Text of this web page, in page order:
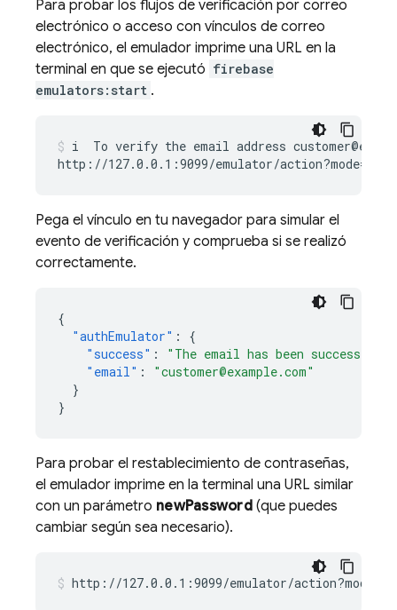
Para probar los flujos de verificación por correo
electrónico o acceso con vínculos de correo
electrónico, el emulador imprime una URL en la
terminal en que se ejecutó firebase
emulators:start .
i To verify the email address
http://127.0.0.1:9099/emulator/action?mode=
Pega el vínculo en tu navegador para simular el
evento de verificación y comprueba si se realizó
correctamente.
{
"authEmulator" :
{
"success" :
"The email has been
"email" :
"customer@example.com"
}
}
Para probar el restablecimiento de contraseñas,
el emulador imprime en la terminal una URL similar
con un parámetro newPassword(que puedes
cambiar según sea necesario).
http://127.0.0.1:9099/emulator/action?mode